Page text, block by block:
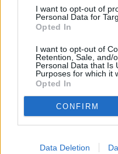
I want to opt-out of
Personal Data for
Opted In
I want to opt-out of
Retention, Sale, and/
Personal Data that Is
Purposes for which it
Opted In
CONFIRM
Data Deletion
ΚΟΣΜΟΣ
Ντουμπάι: Στη
από γιγάντια
το φεγγάρι, αλλά